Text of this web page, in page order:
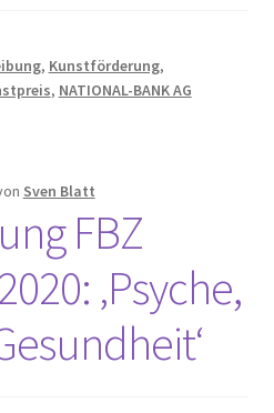
, Kunstförderung,
, NATIONAL-BANK AG
Sven Blatt
FBZ
‚Psyche,